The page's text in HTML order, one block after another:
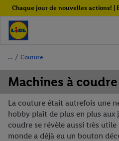
Chaque jour de nouvelles actions! |
/ Couture
Machines à coudre
La couture était autrefois une
hobby plaît de plus en plus aux
coudre se révèle aussi très
monde a déjà eu un bouton